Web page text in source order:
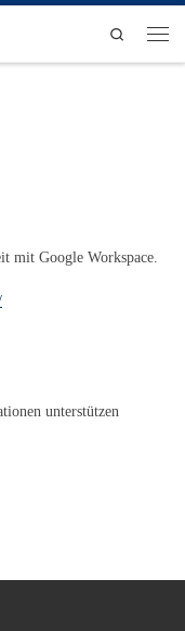
Search
mit Google Workspace.
unterstützen